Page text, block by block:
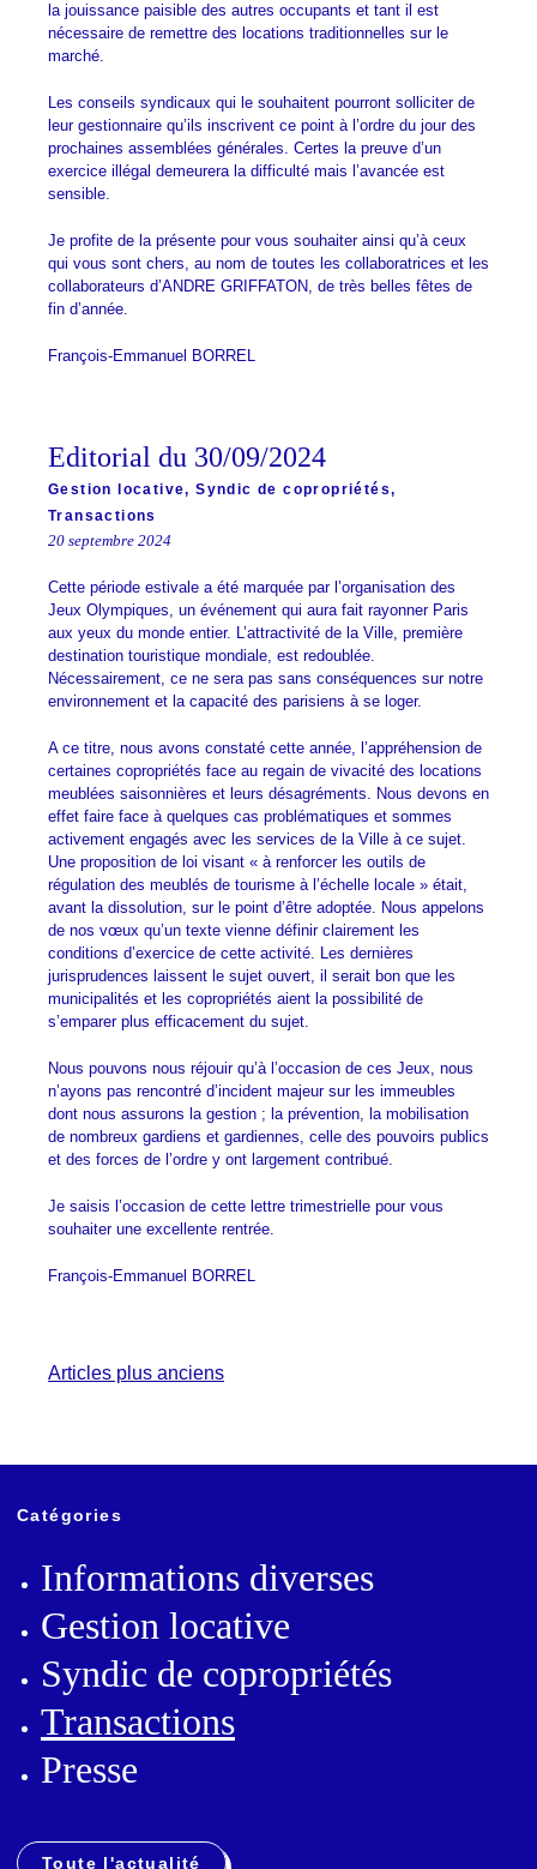
la jouissance paisible des autres occupants et tant il est
nécessaire de remettre des locations traditionnelles sur le
marché.
Les conseils syndicaux qui le souhaitent pourront solliciter de
leur gestionnaire qu’ils inscrivent ce point à l’ordre du jour des
prochaines assemblées générales. Certes la preuve d’un
exercice illégal demeurera la difficulté mais l’avancée est
sensible.
Je profite de la présente pour vous souhaiter ainsi qu’à ceux
qui vous sont chers, au nom de toutes les collaboratrices et les
collaborateurs d’ANDRE GRIFFATON, de très belles fêtes de
fin d’année.
François-Emmanuel BORREL
Editorial du 30/09/2024
Gestion locative,Syndic de copropriétés,
Transactions
20 septembre 2024
Cette période estivale a été marquée par l’organisation des
Jeux Olympiques, un événement qui aura fait rayonner Paris
aux yeux du monde entier. L’attractivité de la Ville, première
destination touristique mondiale, est redoublée.
Nécessairement, ce ne sera pas sans conséquences sur notre
environnement et la capacité des parisiens à se loger.
A ce titre, nous avons constaté cette année, l’appréhension de
certaines copropriétés face au regain de vivacité des locations
meublées saisonnières et leurs désagréments. Nous devons en
effet faire face à quelques cas problématiques et sommes
activement engagés avec les services de la Ville à ce sujet.
Une proposition de loi visant « à renforcer les outils de
régulation des meublés de tourisme à l’échelle locale » était,
avant la dissolution, sur le point d’être adoptée. Nous appelons
de nos vœux qu’un texte vienne définir clairement les
conditions d’exercice de cette activité. Les dernières
jurisprudences laissent le sujet ouvert, il serait bon que les
municipalités et les copropriétés aient la possibilité de
s’emparer plus efficacement du sujet.
Nous pouvons nous réjouir qu’à l’occasion de ces Jeux, nous
n’ayons pas rencontré d’incident majeur sur les immeubles
dont nous assurons la gestion ; la prévention, la mobilisation
de nombreux gardiens et gardiennes, celle des pouvoirs publics
et des forces de l’ordre y ont largement contribué.
Je saisis l’occasion de cette lettre trimestrielle pour vous
souhaiter une excellente rentrée.
François-Emmanuel BORREL
Navigation
articles
Articles plus anciens
Catégories
Informations diverses
Gestion locative
Syndic de copropriétés
Transactions
Presse
Toute l'actualité